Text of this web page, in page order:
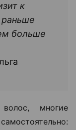
к
раньше
больше
многие